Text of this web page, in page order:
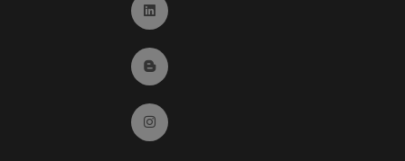
Ir a Linkedin (abre en ventana nueva)
Ir al Blog (abre en ventana nueva)
Ir a Instagram (abre en ventana nueva)